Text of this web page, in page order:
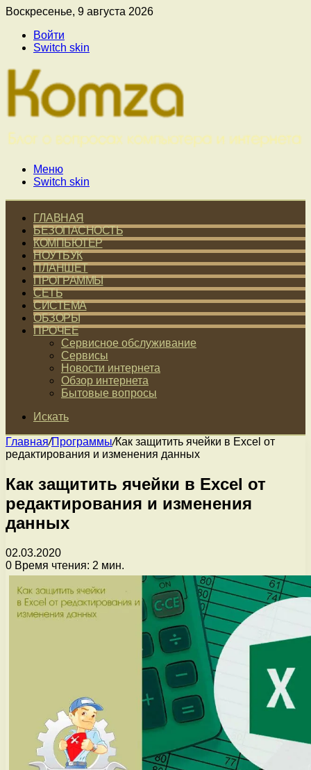
Воскресенье, 9 августа 2026
Войти
Switch skin
Меню
Switch skin
ГЛАВНАЯ
БЕЗОПАСНОСТЬ
КОМПЬЮТЕР
НОУТБУК
ПЛАНШЕТ
ПРОГРАММЫ
СЕТЬ
СИСТЕМА
ОБЗОРЫ
ПРОЧЕЕ
Сервисное обслуживание
Сервисы
Новости интернета
Обзор интернета
Бытовые вопросы
Искать
Главная/Программы/Как защитить ячейки в Excel от
редактирования и изменения данных
Как защитить ячейки в Excel от
редактирования и изменения
данных
02.03.2020
0 Время чтения: 2 мин.